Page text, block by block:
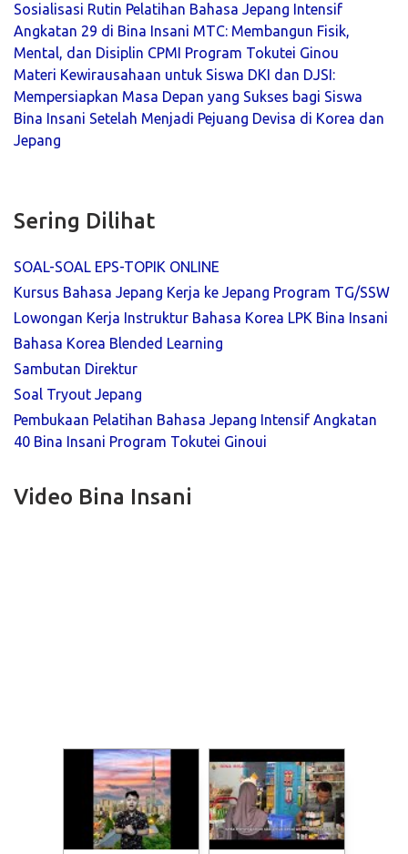
Sosialisasi Rutin Pelatihan Bahasa Jepang Intensif
Angkatan 29 di Bina Insani MTC: Membangun Fisik,
Mental, dan Disiplin CPMI Program Tokutei Ginou
Materi Kewirausahaan untuk Siswa DKI dan DJSI:
Mempersiapkan Masa Depan yang Sukses bagi Siswa
Bina Insani Setelah Menjadi Pejuang Devisa di Korea dan
Jepang
Sering Dilihat
SOAL-SOAL EPS-TOPIK ONLINE
Kursus Bahasa Jepang Kerja ke Jepang Program TG/SSW
Lowongan Kerja Instruktur Bahasa Korea LPK Bina Insani
Bahasa Korea Blended Learning
Sambutan Direktur
Soal Tryout Jepang
Pembukaan Pelatihan Bahasa Jepang Intensif Angkatan
40 Bina Insani Program Tokutei Ginoui
Video Bina Insani